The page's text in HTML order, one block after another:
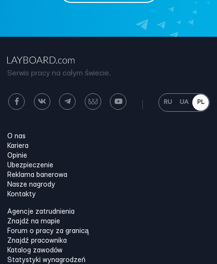
Serwis pracy na całym świecie.
RU UA PL
O nas
Kariera
Opinie
Ubezpieczenie
Reklama banerowa
Nasze nagrody
Kontakty
Agencje zatrudnienia
Znajdź na mapie
Forum o pracy za granicą
Znajdź pracownika
Katalog zawodów
Statystyki wynagrodzeń